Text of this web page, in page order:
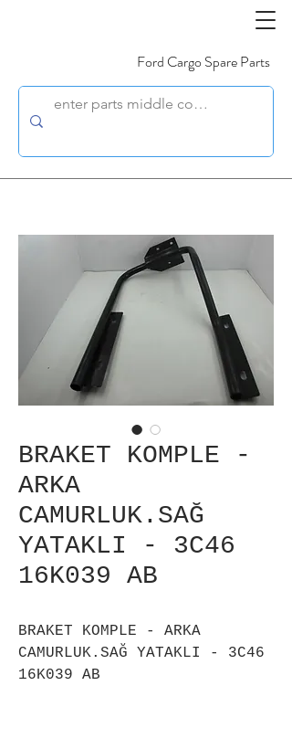
Ford Cargo Spare Parts
BRAKET KOMPLE -
ARKA
CAMURLUK.SAĞ
YATAKLI - 3C46
16K039 AB
BRAKET KOMPLE - ARKA
CAMURLUK.SAĞ YATAKLI - 3C46
16K039 AB